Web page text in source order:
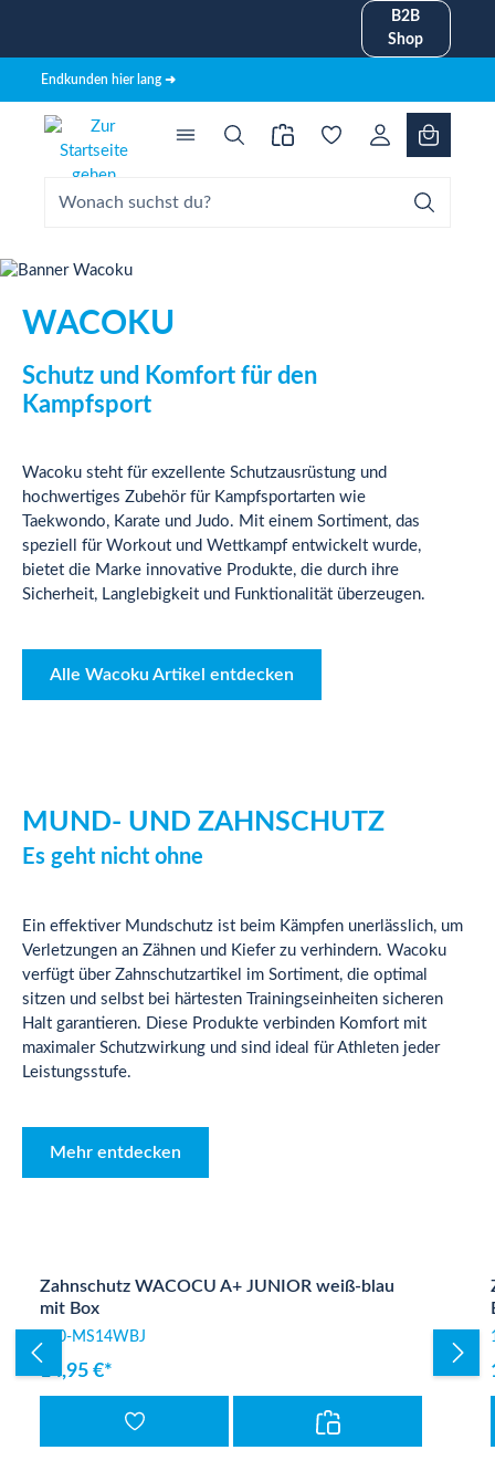
B2B
Shop
Endkunden hier lang ➜
WACOKU
Schutz und Komfort für den
Kampfsport
Wacoku steht für exzellente Schutzausrüstung und
hochwertiges Zubehör für Kampfsportarten wie
Taekwondo, Karate und Judo. Mit einem Sortiment, das
speziell für Workout und Wettkampf entwickelt wurde,
bietet die Marke innovative Produkte, die durch ihre
Sicherheit, Langlebigkeit und Funktionalität überzeugen.
Alle Wacoku Artikel entdecken
MUND- UND ZAHNSCHUTZ
Es geht nicht ohne
Ein effektiver Mundschutz ist beim Kämpfen unerlässlich, um
Verletzungen an Zähnen und Kiefer zu verhindern. Wacoku
verfügt über Zahnschutzartikel im Sortiment, die optimal
sitzen und selbst bei härtesten Trainingseinheiten sicheren
Halt garantieren. Diese Produkte verbinden Komfort mit
maximaler Schutzwirkung und sind ideal für Athleten jeder
Leistungsstufe.
Mehr entdecken
Zahnschutz WACOCU A+ JUNIOR weiß-blau
mit Box
100-MS14WBJ
14,95 €*